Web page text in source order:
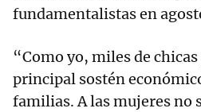
fundamentalistas en
“Como yo, miles de
principal sostén
familias. A las mujeres no